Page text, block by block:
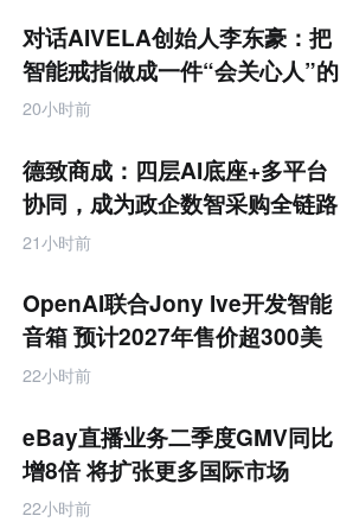
来
零
售
跨
境
商
产
业
互
联
网
对话AIVELA创始人李东豪：把
智能戒指做成一件“会关心人”的
饰品
20小时前
德致商成：四层AI底座+多平台
协同，成为政企数智采购全链路
服务商
21小时前
OpenAI联合Jony Ive开发智能
音箱 预计2027年售价超300美
元
22小时前
eBay直播业务二季度GMV同比
增8倍 将扩张更多国际市场
22小时前